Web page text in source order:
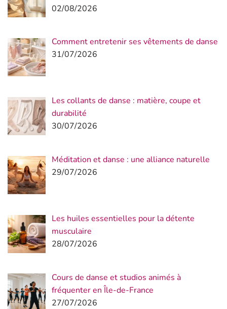
02/08/2026
Comment entretenir ses vêtements de danse
31/07/2026
Les collants de danse : matière, coupe et
durabilité
30/07/2026
Méditation et danse : une alliance naturelle
29/07/2026
Les huiles essentielles pour la détente
musculaire
28/07/2026
Cours de danse et studios animés à
fréquenter en Île-de-France
27/07/2026